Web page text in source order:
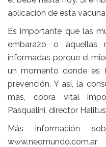
aplicación de esta
Es importante que las
embarazo o aquellas
informadas porque el
un momento donde es
prevención. Y así, la
más, cobra vital
Pasqualini, director
Más información
www.neomundo.com.ar